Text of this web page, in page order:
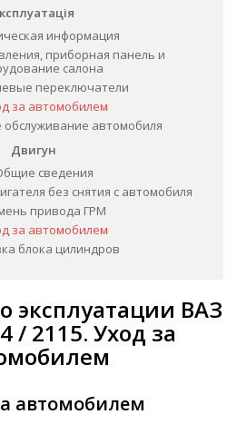
информация
приборная панель и
салона
переключатели
за автомобилем
обслуживание автомобиля
Двигун
сведения
без снятия с автомобиля
привода ГРМ
за автомобилем
блока цилиндров
эксплуатации ВАЗ
/ 2115. Уход за
автомобилем